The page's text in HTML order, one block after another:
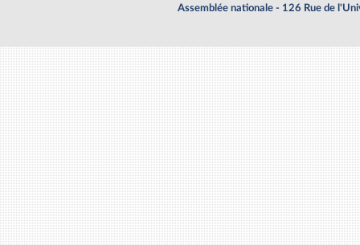
Assemblée nationale - 126 Rue de